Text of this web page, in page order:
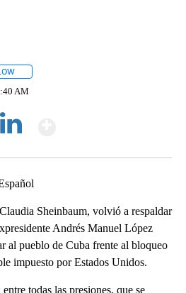
AM
Sheinbaum, volvió a respaldar
Andrés Manuel López
al pueblo de Cuba frente al bloqueo
impuesto por Estados Unidos.
todas las presiones, que se